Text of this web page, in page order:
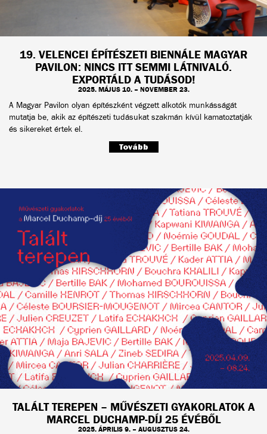
19. VELENCEI ÉPÍTÉSZETI BIENNÁLE MAGYAR
PAVILON: NINCS ITT SEMMI LÁTNIVALÓ.
EXPORTÁLD A TUDÁSOD!
2025. MÁJUS 10. – NOVEMBER 23.
A Magyar Pavilon olyan építészként végzett alkotók munkásságát
mutatja be, akik az építészeti tudásukat szakmán kívül kamatoztatják
és sikereket értek el.
Tovább
TALÁLT TEREPEN – MŰVÉSZETI GYAKORLATOK A
MARCEL DUCHAMP-DÍJ 25 ÉVÉBŐL
2025. ÁPRILIS 9. – AUGUSZTUS 24.